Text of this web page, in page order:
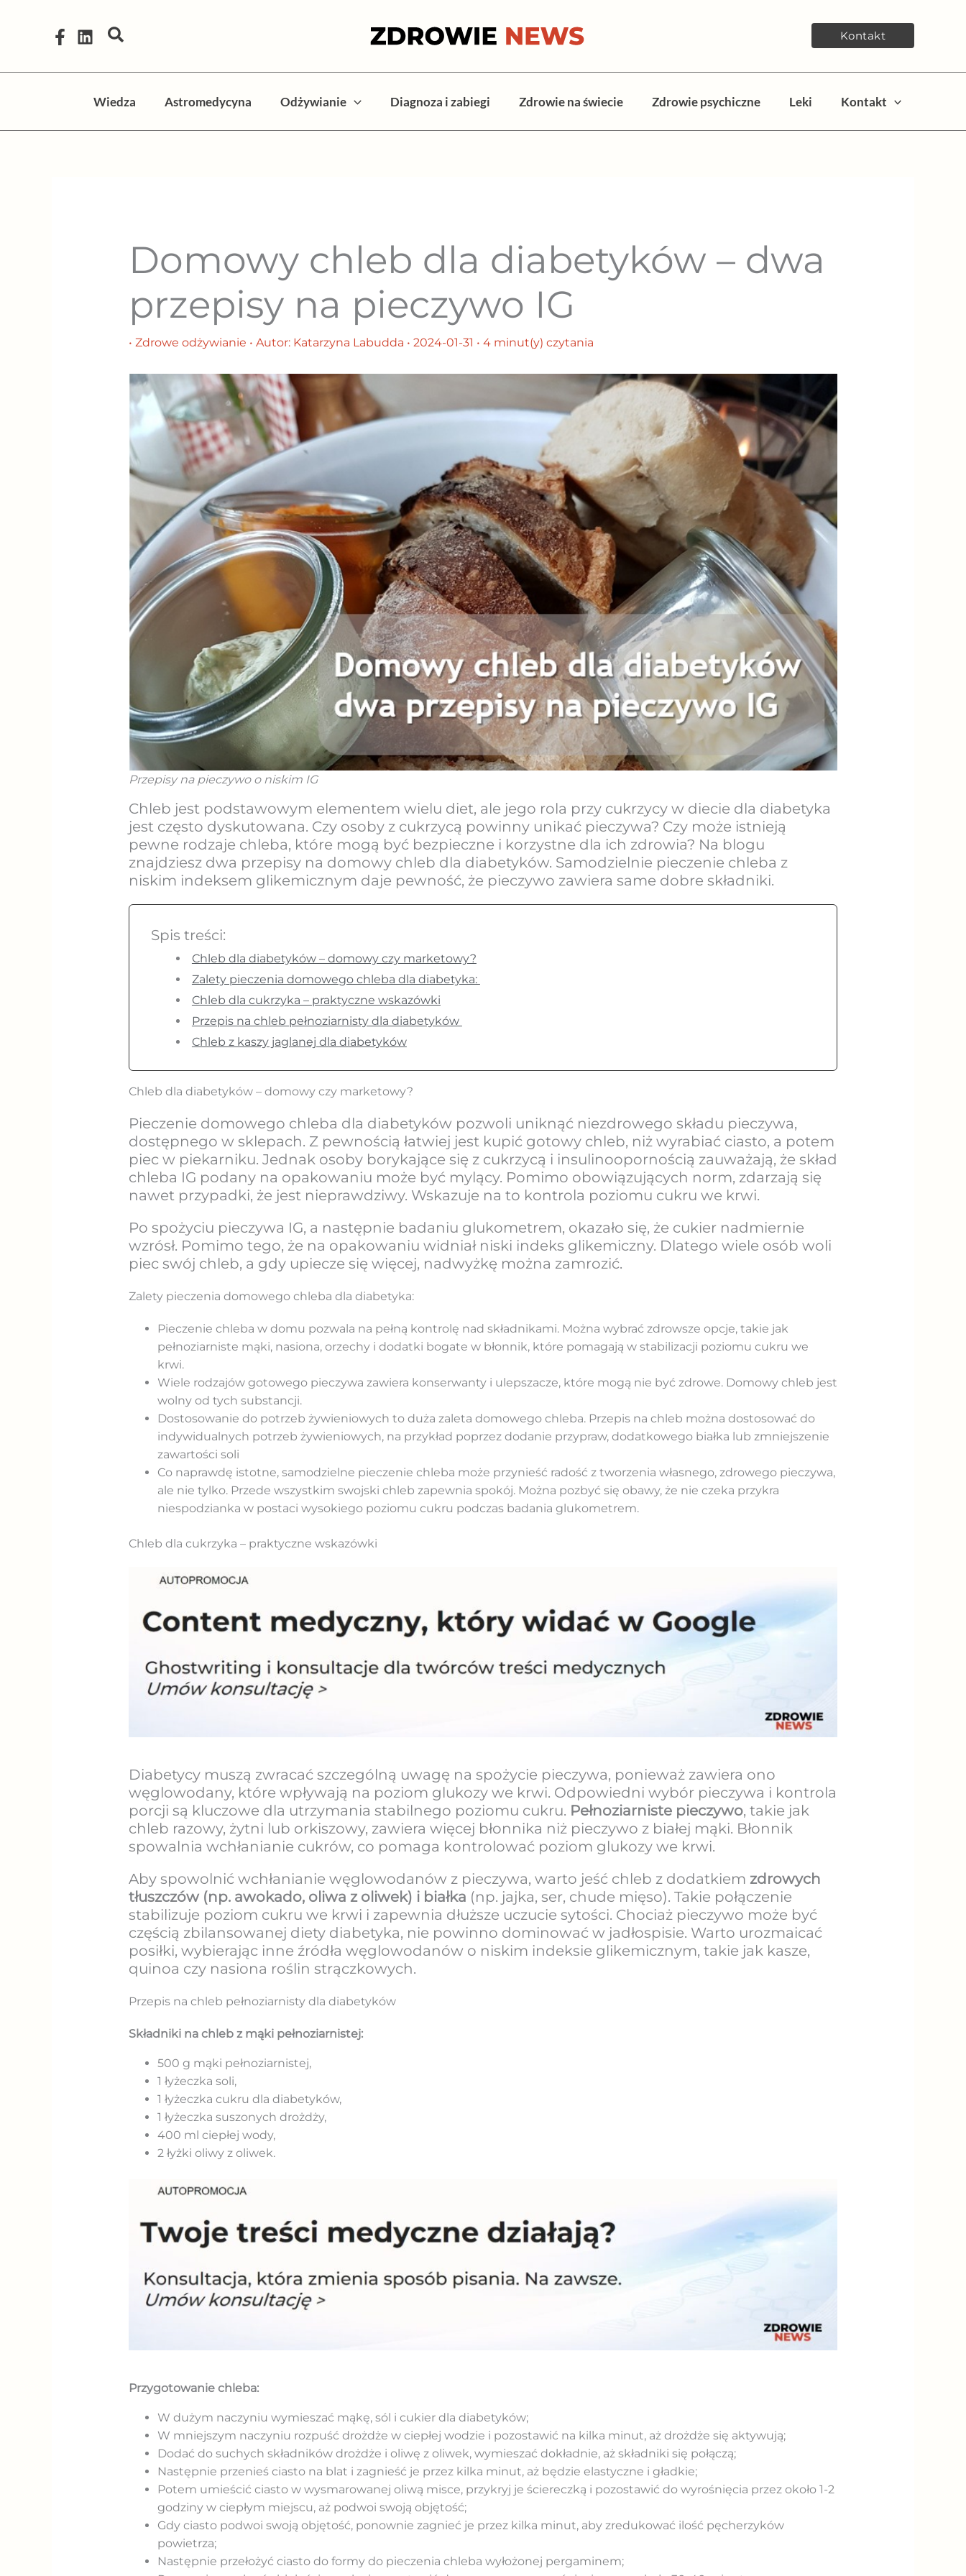
Szukaj Kontakt
Wiedza Astromedycyna Odżywianie Diagnoza i zabiegi Zdrowie na świecie Zdrowie psychiczne Leki Kontakt
Domowy chleb dla diabetyków – dwa
przepisy na pieczywo IG
• Zdrowe odżywianie • Autor: Katarzyna Labudda • 2024-01-31 • 4 minut(y) czytania
Przepisy na pieczywo o niskim IG
Chleb jest podstawowym elementem wielu diet, ale jego rola przy cukrzycy w diecie dla diabetyka
jest często dyskutowana. Czy osoby z cukrzycą powinny unikać pieczywa? Czy może istnieją
pewne rodzaje chleba, które mogą być bezpieczne i korzystne dla ich zdrowia? Na blogu
znajdziesz dwa przepisy na domowy chleb dla diabetyków. Samodzielnie pieczenie chleba z
niskim indeksem glikemicznym daje pewność, że pieczywo zawiera same dobre składniki.
Spis treści:
Chleb dla diabetyków – domowy czy marketowy?
Zalety pieczenia domowego chleba dla diabetyka:
Chleb dla cukrzyka – praktyczne wskazówki
Przepis na chleb pełnoziarnisty dla diabetyków
Chleb z kaszy jaglanej dla diabetyków
Chleb dla diabetyków – domowy czy marketowy?
Pieczenie domowego chleba dla diabetyków pozwoli uniknąć niezdrowego składu pieczywa,
dostępnego w sklepach. Z pewnością łatwiej jest kupić gotowy chleb, niż wyrabiać ciasto, a potem
piec w piekarniku. Jednak osoby borykające się z cukrzycą i insulinoopornością zauważają, że skład
chleba IG podany na opakowaniu może być mylący. Pomimo obowiązujących norm, zdarzają się
nawet przypadki, że jest nieprawdziwy. Wskazuje na to kontrola poziomu cukru we krwi.
Po spożyciu pieczywa IG, a następnie badaniu glukometrem, okazało się, że cukier nadmiernie
wzrósł. Pomimo tego, że na opakowaniu widniał niski indeks glikemiczny. Dlatego wiele osób woli
piec swój chleb, a gdy upiecze się więcej, nadwyżkę można zamrozić.
Zalety pieczenia domowego chleba dla diabetyka:
Pieczenie chleba w domu pozwala na pełną kontrolę nad składnikami. Można wybrać zdrowsze opcje, takie jak
pełnoziarniste mąki, nasiona, orzechy i dodatki bogate w błonnik, które pomagają w stabilizacji poziomu cukru we
krwi.
Wiele rodzajów gotowego pieczywa zawiera konserwanty i ulepszacze, które mogą nie być zdrowe. Domowy chleb jest
wolny od tych substancji.
Dostosowanie do potrzeb żywieniowych to duża zaleta domowego chleba. Przepis na chleb można dostosować do
indywidualnych potrzeb żywieniowych, na przykład poprzez dodanie przypraw, dodatkowego białka lub zmniejszenie
zawartości soli
Co naprawdę istotne, samodzielne pieczenie chleba może przynieść radość z tworzenia własnego, zdrowego pieczywa,
ale nie tylko. Przede wszystkim swojski chleb zapewnia spokój. Można pozbyć się obawy, że nie czeka przykra
niespodzianka w postaci wysokiego poziomu cukru podczas badania glukometrem.
Chleb dla cukrzyka – praktyczne wskazówki
Diabetycy muszą zwracać szczególną uwagę na spożycie pieczywa, ponieważ zawiera ono
węglowodany, które wpływają na poziom glukozy we krwi. Odpowiedni wybór pieczywa i kontrola
porcji są kluczowe dla utrzymania stabilnego poziomu cukru. Pełnoziarniste pieczywo, takie jak
chleb razowy, żytni lub orkiszowy, zawiera więcej błonnika niż pieczywo z białej mąki. Błonnik
spowalnia wchłanianie cukrów, co pomaga kontrolować poziom glukozy we krwi.
Aby spowolnić wchłanianie węglowodanów z pieczywa, warto jeść chleb z dodatkiem zdrowych
tłuszczów (np. awokado, oliwa z oliwek) i białka (np. jajka, ser, chude mięso). Takie połączenie
stabilizuje poziom cukru we krwi i zapewnia dłuższe uczucie sytości. Chociaż pieczywo może być
częścią zbilansowanej diety diabetyka, nie powinno dominować w jadłospisie. Warto urozmaicać
posiłki, wybierając inne źródła węglowodanów o niskim indeksie glikemicznym, takie jak kasze,
quinoa czy nasiona roślin strączkowych.
Przepis na chleb pełnoziarnisty dla diabetyków
Składniki na chleb z mąki pełnoziarnistej:
500 g mąki pełnoziarnistej,
1 łyżeczka soli,
1 łyżeczka cukru dla diabetyków,
1 łyżeczka suszonych drożdży,
400 ml ciepłej wody,
2 łyżki oliwy z oliwek.
Przygotowanie chleba:
W dużym naczyniu wymieszać mąkę, sól i cukier dla diabetyków;
W mniejszym naczyniu rozpuść drożdże w ciepłej wodzie i pozostawić na kilka minut, aż drożdże się aktywują;
Dodać do suchych składników drożdże i oliwę z oliwek, wymieszać dokładnie, aż składniki się połączą;
Następnie przenieś ciasto na blat i zagnieść je przez kilka minut, aż będzie elastyczne i gładkie;
Potem umieścić ciasto w wysmarowanej oliwą misce, przykryj je ściereczką i pozostawić do wyrośnięcia przez około 1-2
godziny w ciepłym miejscu, aż podwoi swoją objętość;
Gdy ciasto podwoi swoją objętość, ponownie zagnieć je przez kilka minut, aby zredukować ilość pęcherzyków
powietrza;
Następnie przełożyć ciasto do formy do pieczenia chleba wyłożonej pergaminem;